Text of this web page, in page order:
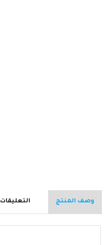
وصف المنتج التعليقات